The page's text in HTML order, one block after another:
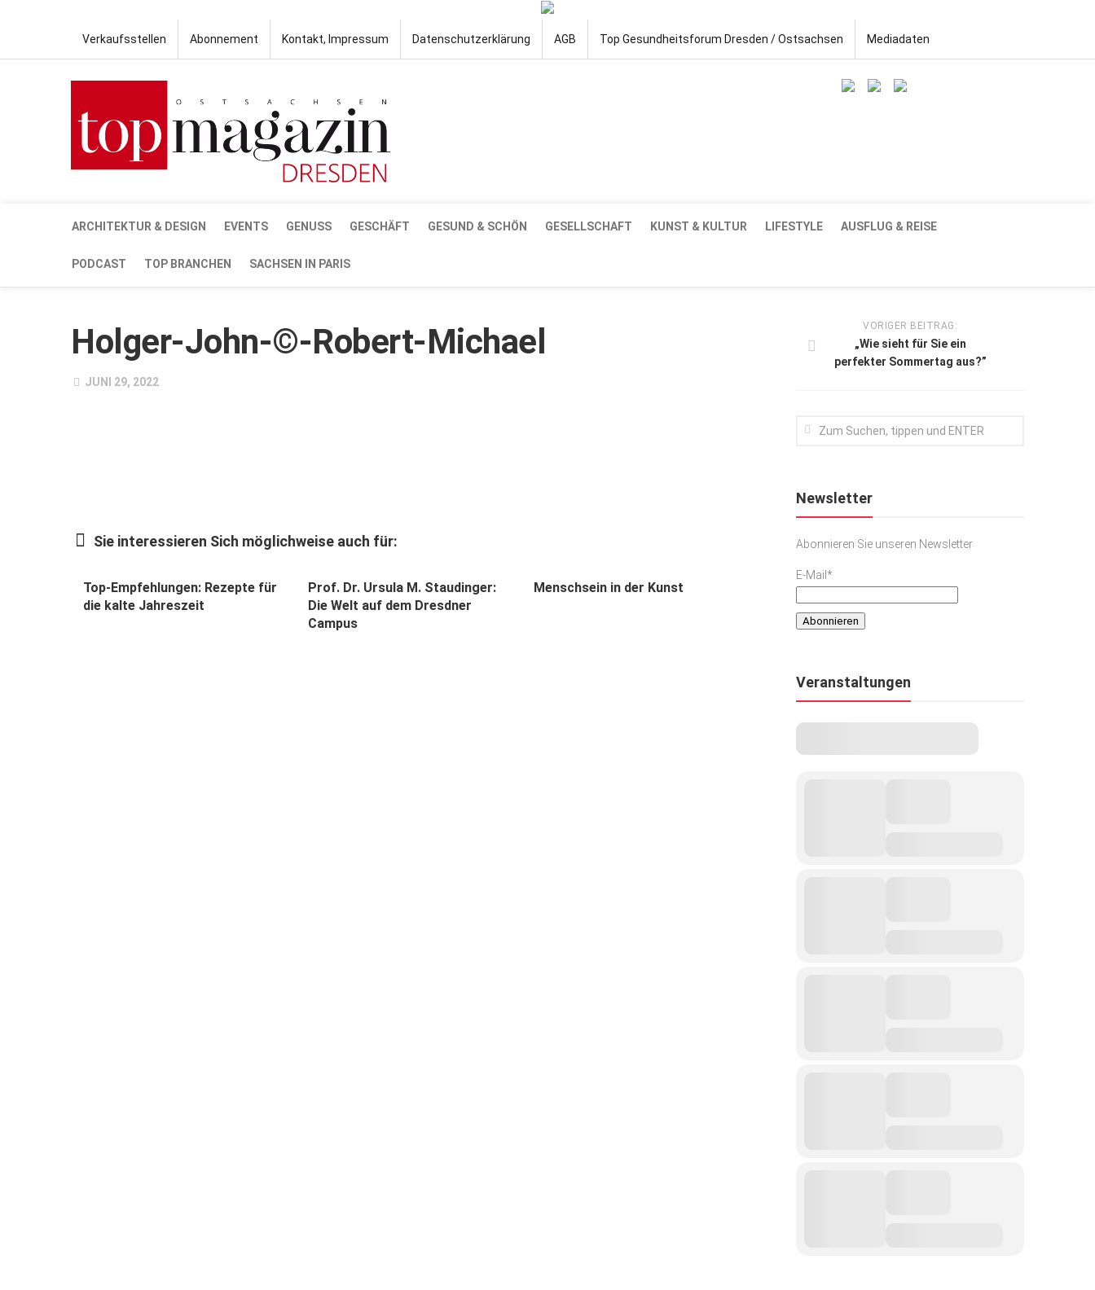
Verkaufsstellen Abonnement Kontakt, Impressum Datenschutzerklärung AGB Top Gesundheitsforum Dresden / Ostsachsen Mediadaten
ARCHITEKTUR & DESIGN EVENTS GENUSS GESCHÄFT GESUND & SCHÖN GESELLSCHAFT KUNST & KULTUR LIFESTYLE AUSFLUG & REISE
PODCAST TOP BRANCHEN SACHSEN IN PARIS
Holger-John-©-Robert-Michael
JUNI 29, 2022
Sie interessieren Sich möglichweise auch für:
Top-Empfehlungen: Rezepte für
die kalte Jahreszeit
Prof. Dr. Ursula M. Staudinger:
Die Welt auf dem Dresdner
Campus
Menschsein in der Kunst
VORIGER BEITRAG:
„Wie sieht für Sie ein
perfekter Sommertag aus?”
Newsletter
Abonnieren Sie unseren Newsletter
E-Mail*
Veranstaltungen